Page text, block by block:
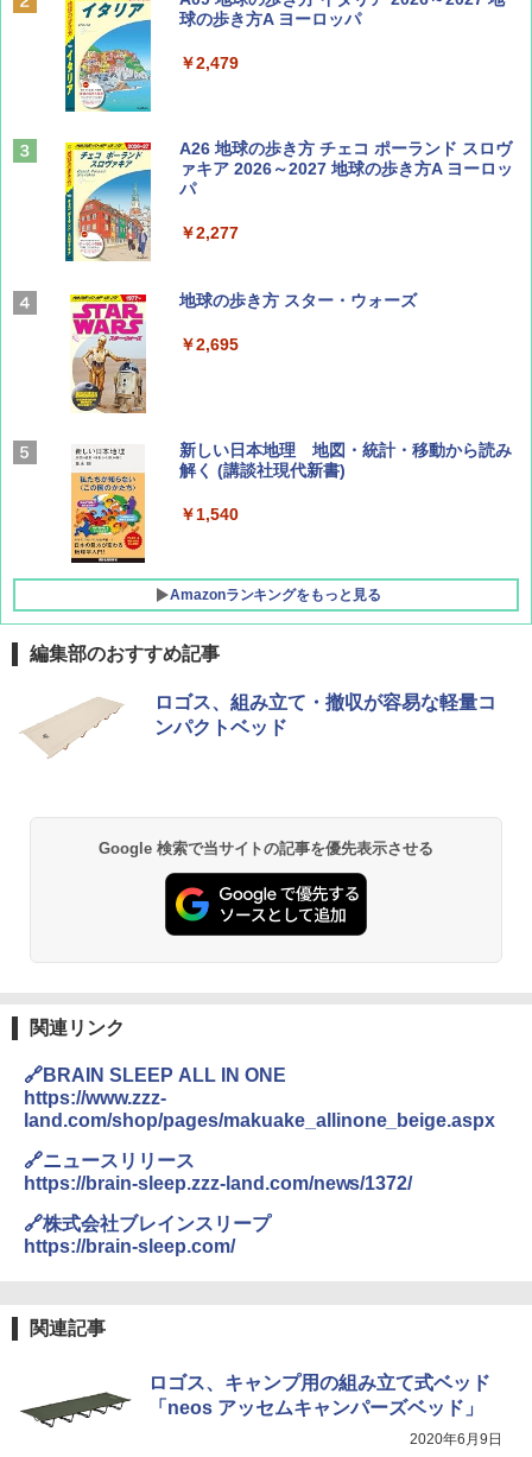
山と溪谷 2026年8月号「南アルプス大全」
￥1,540
AIRLINE（エアライン）2026年9月号【特
BE-PAL(ビ-パル) 2026年 9 月号【特別付録:
SOTO ミニマル"旅"財布 ランダム2種】
￥1,500
球の歩き方A ヨーロッパ
￥2,479
A26 地球の歩き方 チェコ ポーランド スロヴ
ァキア 2026～2027 地球の歩き方A ヨーロッ
パ
￥2,277
地球の歩き方 スター・ウォーズ
￥2,695
新しい日本地理 地図・統計・移動から読み
解く (講談社現代新書)
￥1,540
Amazonランキングをもっと見る
[キャンパーズコレクション 山善] ポップアッ
プテント 傘みたいに広げて畳める パッとサ
ッとサンシェード キューブ フルクローズ メ
￥6,832
PYKES PEAK (パイクスピーク) 着替えテン
ト プライバシー テント 【中が透けない】 1
人用 折りたたみ 防災グッズ 災害用トイレ ビ
易 トイレテント (オリーブ)
ENDLESS BASE 《めざましテレビで紹介》
500002(89147)
￥5,499
[キャンパーズコレクション 山善] 傘みたいに
広げるだけ パッとサッとテント ブラックコ
Coleman(コールマン) ツーリングドーム/LD
X 2人用 3人用 キャンプ アウトドア フェス
BUNDOK(バンドック)ソロ ドーム 1 EX BDK
-08EX カーキ ソロキャンプ ポリエステル フ
レーム テント
GRANDOOR ステンレス保冷剤 2個セット 2
コンパクト 保冷力長持ち
ポインターライト 強力 小型 緑色/赤色/青紫色
USB充電式 高精度 超長距離照射 長時間使用
ンパクト多機能設計 持ち運び便利 アウトド
ア/オフィス/教育現場/展示会用 緑
ゴムボート 空気入れ 空気抜き 自動停止 過熱
保護 日光可読lcd 7種類ノズル付き
編集部のおすすめ記事
ロゴス、組み立て・撤収が容易な軽量コ
ンパクトベッド
Google 検索で当サイトの記事を優先表示させる
関連リンク
🔗BRAIN SLEEP ALL IN ONE
https://www.zzz-
land.com/shop/pages/makuake_allinone_beige.aspx
🔗ニュースリリース
https://brain-sleep.zzz-land.com/news/1372/
🔗株式会社ブレインスリープ
https://brain-sleep.com/
関連記事
ロゴス、キャンプ用の組み立て式ベッド
「neos アッセムキャンパーズベッド」
2020年6月9日